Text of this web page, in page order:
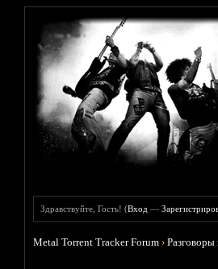
Здравствуйте, Гость! (Вход —
Metal Torrent Tracker Forum ›